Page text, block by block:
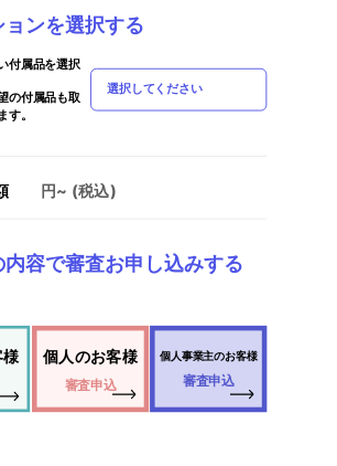
ンを選択する
付属品を選択
の付属品も取
す。
選択してください
円~ (税込)
容で審査お申し込みする
様 個人のお客様
審査申込
個人事業主のお客様
審査申込